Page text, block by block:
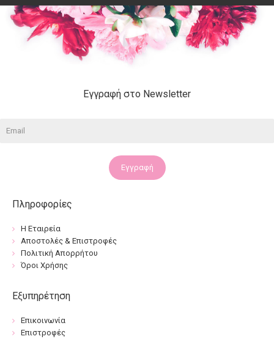
Εγγραφή στο Newsletter
Εγγραφή
Πληροφορίες
Η Εταιρεία
Αποστολές & Επιστροφές
Πολιτική Απορρήτου
Όροι Χρήσης
Εξυπηρέτηση
Επικοινωνία
Επιστροφές